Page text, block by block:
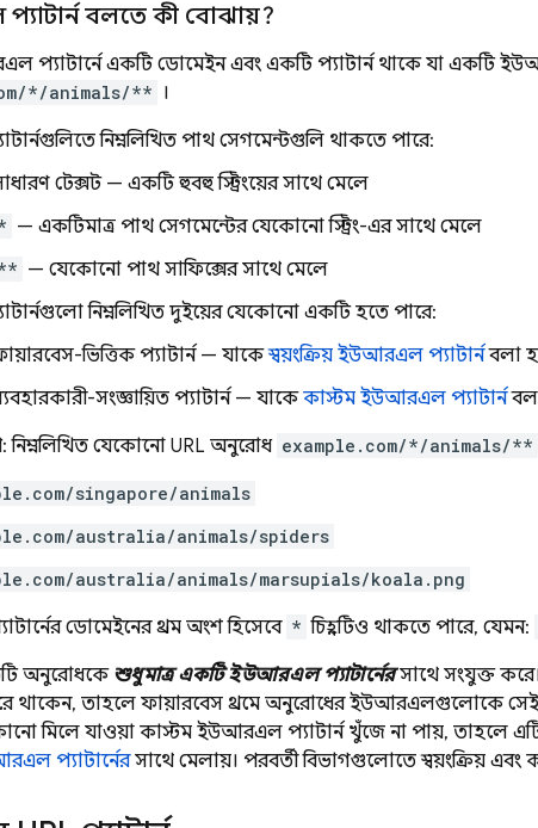
বলতে কী বোঝায়?
প্যাটার্নে একটি ডোমেইন এবং একটি প্যাটার্ন থাকে যা একটি
*/animals/** ।
নিম্নলিখিত পাথ সেগমেন্টগুলি থাকতে পারে:
টেক্সট — একটি হুবহু স্ট্রিংয়ের সাথে মেলে
— একটিমাত্র পাথ সেগমেন্টের যেকোনো স্ট্রিং-এর সাথে মেলে
— যেকোনো পাথ সাফিক্সের সাথে মেলে
নিম্নলিখিত দুইয়ের যেকোনো একটি হতে পারে:
ভিত্তিক প্যাটার্ন — যাকেস্বয়ংক্রিয় ইউআরএল প্যাটার্নবলা
সংজ্ঞায়িত প্যাটার্ন — যাকেকাস্টম ইউআরএল প্যাটার্ন
নিম্নলিখিত যেকোনো URL অনুরোধ example.com/*/animals/**
singapore/animals
australia/animals/spiders
australia/animals/marsupials/koala.png
ডোমেইনের প্রথম অংশ হিসেবে * চিহ্নটিও থাকতে পারে, যেমন:
অনুরোধকেশুধুমাত্র একটি ইউআরএল প্যাটার্নেরসাথে সংযুক্ত
থাকেন, তাহলে ফায়ারবেস প্রথমে অনুরোধের ইউআরএলগুলোকে সেই
মিলে যাওয়া কাস্টম ইউআরএল প্যাটার্ন খুঁজে না পায়, তাহলে
প্যাটার্নেরসাথে মেলায়। পরবর্তী বিভাগগুলোতে স্বয়ংক্রিয়